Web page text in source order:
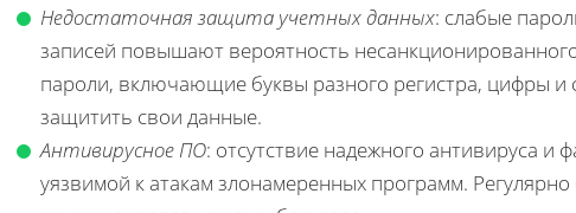
Недостаточная защита учетных данных: слабые
записей повышают вероятность
пароли, включающие буквы разного регистра, цифры
защитить свои данные.
Антивирусное ПО: отсутствие надежного антивируса и
уязвимой к атакам злонамеренных программ.